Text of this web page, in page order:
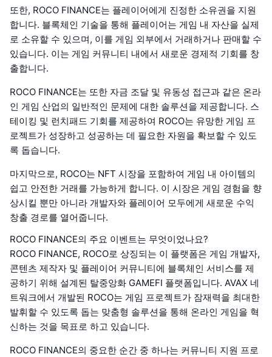
또한, ROCO FINANCE는 플레이어에게 진정한 소유권을 지원
합니다. 블록체인 기술을 통해 플레이어는 게임 내 자산을 실제
로 소유할 수 있으며, 이를 게임 외부에서 거래하거나 판매할 수
있습니다. 이는 게임 커뮤니티 내에서 새로운 경제적 기회를 창
출합니다.
ROCO FINANCE는 또한 자금 조달 및 유동성 접근과 같은 온라
인 게임 산업의 일반적인 문제에 대한 솔루션을 제공합니다. 스
테이킹 및 런치패드 기회를 제공하여 ROCO는 유망한 게임 프
로젝트가 성장하고 성공하는 데 필요한 자원을 확보할 수 있도
록 돕습니다.
마지막으로, ROCO는 NFT 시장을 포함하여 게임 내 아이템의
쉽고 안전한 거래를 가능하게 합니다. 이 시장은 게임 경험을 향
상시킬 뿐만 아니라 개발자와 플레이어 모두에게 새로운 수익
창출 경로를 열어줍니다.
ROCO FINANCE의 주요 이벤트는 무엇이었나요?
ROCO FINANCE, ROCO로 상징되는 이 플랫폼은 게임 개발자,
콘텐츠 제작자 및 플레이어 커뮤니티에 블록체인 서비스를 제
공하기 위해 설계된 탈중앙화 GAMEFI 플랫폼입니다. AVAX 네
트워크에서 개발된 ROCO는 게임 프로젝트가 잠재력을 최대한
발휘할 수 있도록 돕는 맞춤형 솔루션을 통해 온라인 게임을 혁
신하는 것을 목표로 하고 있습니다.
ROCO FINANCE의 중요한 순간 중 하나는 커뮤니티 지원 프로